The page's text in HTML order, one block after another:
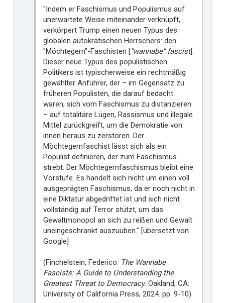
"Indem er Faschismus und Populismus auf
unerwartete Weise miteinander verknüpft,
verkörpert Trump einen neuen Typus des
globalen autokratischen Herrschers: den
"Möchtegern"-Faschisten ["wannabe" fascist].
Dieser neue Typus des populistischen
Politikers ist typischerweise ein rechtmäßig
gewählter Anführer, der – im Gegensatz zu
früheren Populisten, die darauf bedacht
waren, sich vom Faschismus zu distanzieren
– auf totalitäre Lügen, Rassismus und illegale
Mittel zurückgreift, um die Demokratie von
innen heraus zu zerstören. Der
Möchtegernfaschist lässt sich als ein
Populist definieren, der zum Faschismus
strebt. Der Möchtegernfaschismus bleibt eine
Vorstufe. Es handelt sich nicht um einen voll
ausgeprägten Faschismus, da er noch nicht in
eine Diktatur abgedriftet ist und sich nicht
vollständig auf Terror stützt, um das
Gewaltmonopol an sich zu reißen und Gewalt
uneingeschränkt auszuüben." [übersetzt von
Google]
(Finchelstein, Federico.
The Wannabe
Fascists: A Guide to Understanding the
Greatest Threat to Democracy. Oakland, CA:
University of California Press, 2024. pp. 9-10)